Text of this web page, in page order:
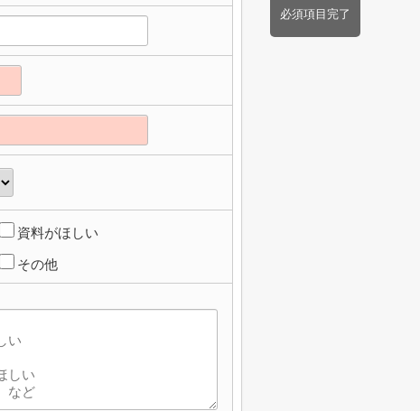
必須項目完了
資料がほしい
その他